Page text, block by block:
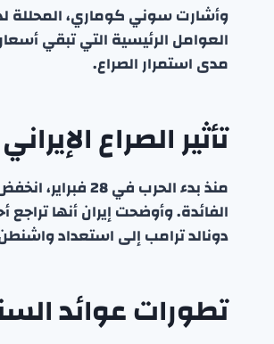
وأشارت سوني كوماري، المحللة
العوامل الرئيسية التي تبقي
مدى استمرار الصراع.
تأثير الصراع
الفائدة. وأوضحت إيران أنها
دونالد ترامب إلى استعداد
تطورات عوائد